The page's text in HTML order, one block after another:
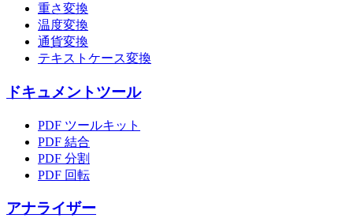
重さ変換
温度変換
通貨変換
テキストケース変換
ドキュメントツール
PDF ツールキット
PDF 結合
PDF 分割
PDF 回転
アナライザー